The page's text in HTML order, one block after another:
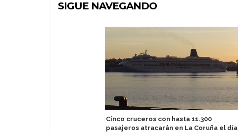
SIGUE NAVEGANDO
Cinco cruceros con hasta 11.300
pasajeros atracarán en La Coruña el día